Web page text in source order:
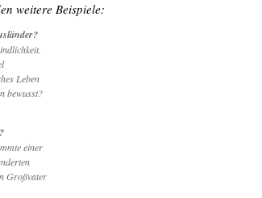
weitere Beispiele:
Leben
bewusst?
einer
Großvater